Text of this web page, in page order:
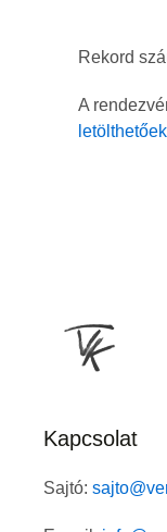
Rekord
A
Kapcsolat
Sajtó: